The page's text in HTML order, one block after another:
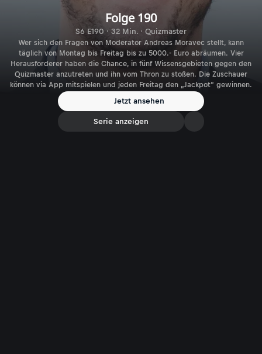
Folge 190
S6 E190 · 32 Min. · Quizmaster
Wer sich den Fragen von Moderator Andreas Moravec stellt, kann
täglich von Montag bis Freitag bis zu 5000.- Euro abräumen. Vier
Herausforderer haben die Chance, in fünf Wissensgebieten gegen den
Quizmaster anzutreten und ihn vom Thron zu stoßen. Die Zuschauer
können via App mitspielen und jeden Freitag den „Jackpot“ gewinnen.
Jetzt ansehen
Serie anzeigen